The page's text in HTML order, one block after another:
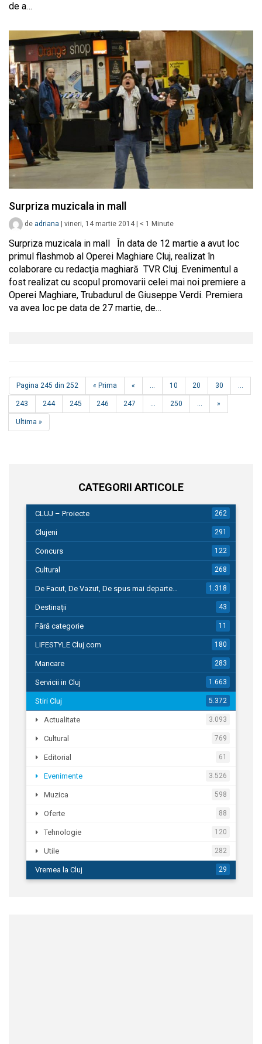
de a…
Surpriza muzicala in mall
de adriana vineri, 14 martie 2014 < 1 Minute
Surpriza muzicala in mall În data de 12 martie a avut loc
primul flashmob al Operei Maghiare Cluj, realizat în
colaborare cu redacţia maghiară TVR Cluj. Evenimentul a
fost realizat cu scopul promovarii celei mai noi premiere a
Operei Maghiare, Trubadurul de Giuseppe Verdi. Premiera
va avea loc pe data de 27 martie, de…
Pagina 245 din 252 « Prima « ... 10 20 30 ...
243 244 245 246 247 ... 250 ... »
Ultima »
CATEGORII ARTICOLE
CLUJ – Proiecte 262
Clujeni 291
Concurs 122
Cultural 268
De Facut, De Vazut, De spus mai departe… 1.318
Destinații 43
Fără categorie 11
LIFESTYLE Cluj.com 180
Mancare 283
Servicii in Cluj 1.663
Stiri Cluj 5.372
Actualitate 3.093
Cultural 769
Editorial 61
Evenimente 3.526
Muzica 598
Oferte 88
Tehnologie 120
Utile 282
Vremea la Cluj 29